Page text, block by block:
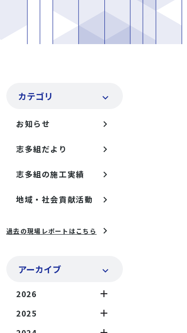
カテゴリ
お知らせ
志多組だより
志多組の施工実績
地域・社会貢献活動
過去の現場レポートはこちら
アーカイブ
2026
2025